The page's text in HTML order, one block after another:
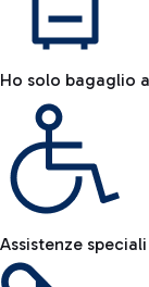
Ho solo bagaglio
Assistenze speciali